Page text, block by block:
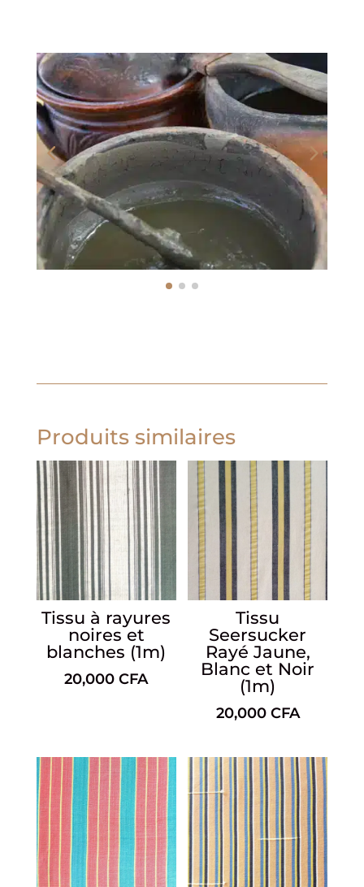
Produits similaires
Tissu à rayures
noires et
blanches (1m)
20,000CFA
Tissu
Seersucker
Rayé Jaune,
Blanc et Noir
(1m)
20,000 CFA